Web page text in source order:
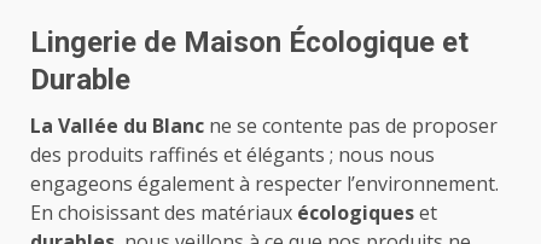
Lingerie de Maison Écologique et
Durable
La Vallée du Blanc ne se contente pas de proposer
des produits raffinés et élégants ; nous nous
engageons également à respecter l’environnement.
En choisissant des matériaux écologiqueset